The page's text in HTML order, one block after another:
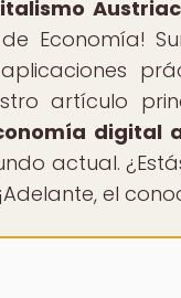
Economía!
aplicaciones
artículo
digital
actual.
el